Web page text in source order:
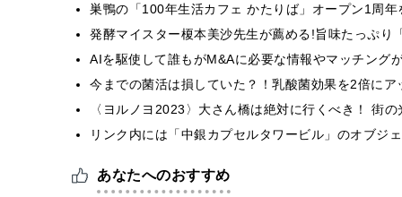
巣鴨の「100年生活カフェ かたりば」オープン1周
発酵マイスター榎本美沙先生が薦める!旨味たっぷり
AIを駆使して誰もがM&Aに必要な情報やマッチング
今までの菌活は損していた？！乳酸菌効果を2倍に
〈ヨルノヨ2023〉⼤さん橋は絶対に行くべき！ 街
リンク内には「中銀カプセルタワービル」のオブジ
あなたへのおすすめ